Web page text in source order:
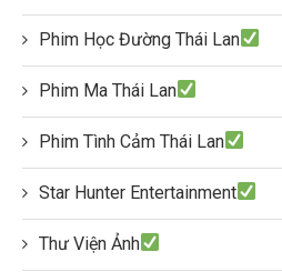
Phim Học Đường Thái Lan
Phim Ma Thái Lan
Phim Tình Cảm Thái Lan
Star Hunter Entertainment
Thư Viện Ảnh